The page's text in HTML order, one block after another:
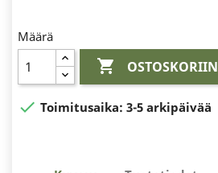
Määrä
 OSTOSKORIIN
 Toimitusaika: 3-5 arkipäivää